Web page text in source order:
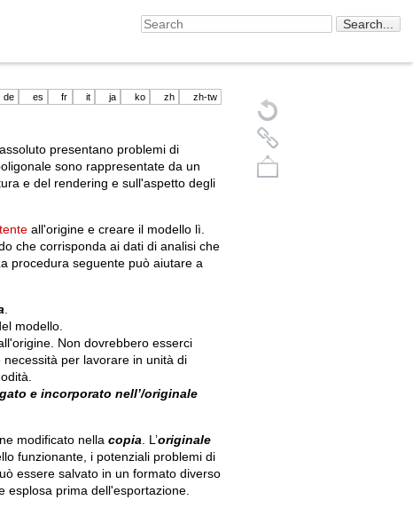
de es fr it ja ko zh zh-tw
presentano problemi di
sono rappresentate da un
e del rendering e sull'aspetto degli
all'origine e creare il modello lì.
che corrisponda ai dati di analisi che
procedura seguente può aiutare a
modello.
Non dovrebbero esserci
per lavorare in unità di
e incorporato nell’/originale
modificato nella copia . L’originale
funzionante, i potenziali problemi di
essere salvato in un formato diverso
esplosa prima dell'esportazione.